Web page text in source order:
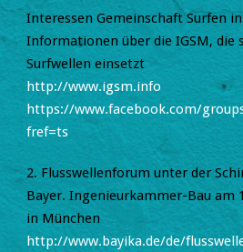
Interessen Gemeinschaft Surfen
Informationen über die IGSM, die
Surfwellen einsetzt
http://www.igsm.info
https://www.facebook.com/
fref=ts
2. Flusswellenforum unter der
Bayer. Ingenieurkammer-Bau am
in München
http://www.bayika.de/de/